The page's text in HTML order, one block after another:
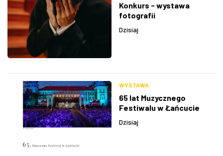
Konkurs - wystawa
fotografii
Dzisiaj
WYSTAWA
65 lat Muzycznego
Festiwalu w Łańcucie
Dzisiaj